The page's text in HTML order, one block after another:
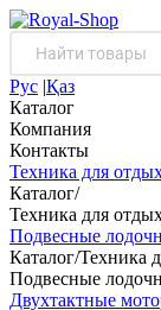
Рус |Қаз
Каталог
Компания
Контакты
Техника для
Каталог/
Техника для
Подвесные
Каталог/Техника
Подвесные
Двухтактные